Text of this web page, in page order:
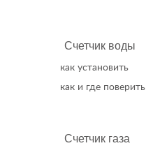
Счетчик воды
как установить
как и где поверить
Счетчик газа